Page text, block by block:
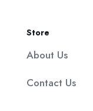
Store
About Us
Contact Us